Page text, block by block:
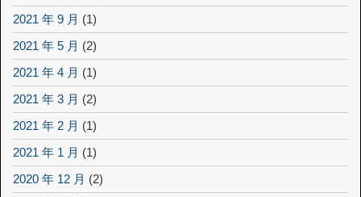
2021 年 9 月 (1)
2021 年 5 月 (2)
2021 年 4 月 (1)
2021 年 3 月 (2)
2021 年 2 月 (1)
2021 年 1 月 (1)
2020 年 12 月 (2)